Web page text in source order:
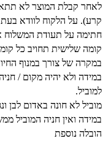
לאחר קבלת המוצר לא
קרע). על הלקוח לוודא בעת
חתימה על תעודת המשלוח
קומה שלישית תחויב כל קומה בתוספת 50 ₪
במקרה של צורך במנוף
במידה ולא יהיה מקום /
למוביל.
מוביל לא חונה באדום לבן
במידה ואין חניה המוביל
הובלה נוספת